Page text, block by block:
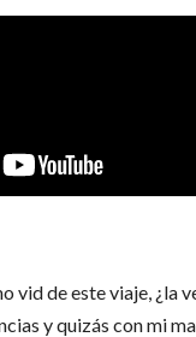
vid de este viaje, ¿la
y quizás con mi